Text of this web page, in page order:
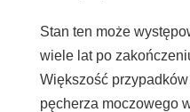
Stan ten może
wiele lat po
Większość
pęcherza moczowego